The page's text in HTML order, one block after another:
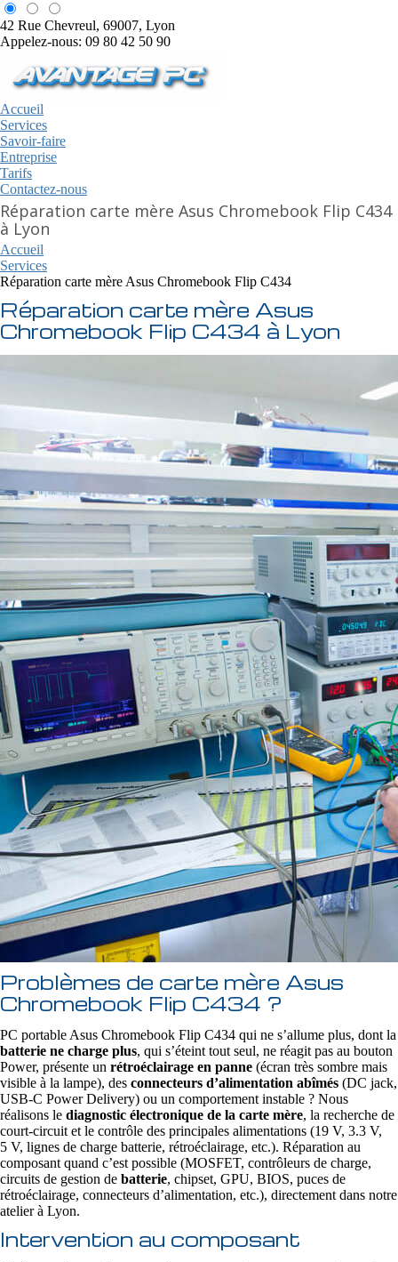
42 Rue Chevreul, 69007, Lyon
Appelez-nous: 09 80 42 50 90
Accueil
Services
Savoir-faire
Entreprise
Tarifs
Contactez-nous
Réparation carte mère Asus Chromebook Flip C434
à Lyon
Accueil
Services
Réparation carte mère Asus Chromebook Flip C434
Réparation carte mère Asus
Chromebook Flip C434 à Lyon
Problèmes de carte mère Asus
Chromebook Flip C434 ?
PC portable Asus Chromebook Flip C434 qui ne s’allume plus, dont la
batterie ne charge plus, qui s’éteint tout seul, ne réagit pas au bouton
Power, présente un rétroéclairage en panne (écran très sombre mais
visible à la lampe), des connecteurs d’alimentation abîmés (DC jack,
USB‑C Power Delivery) ou un comportement instable ? Nous
réalisons le diagnostic électronique de la carte mère, la recherche de
court‑circuit et le contrôle des principales alimentations (19 V, 3.3 V,
5 V, lignes de charge batterie, rétroéclairage, etc.). Réparation au
composant quand c’est possible (MOSFET, contrôleurs de charge,
circuits de gestion de batterie, chipset, GPU, BIOS, puces de
rétroéclairage, connecteurs d’alimentation, etc.), directement dans notre
atelier à Lyon.
Intervention au composant